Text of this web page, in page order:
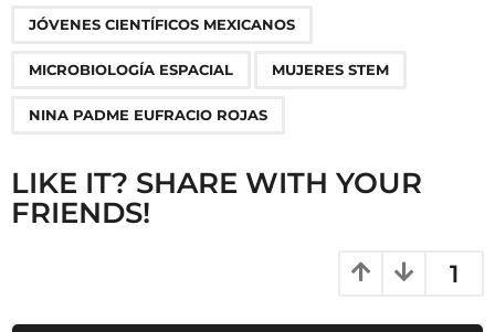
JÓVENES CIENTÍFICOS MEXICANOS
MICROBIOLOGÍA ESPACIAL MUJERES STEM
NINA PADME EUFRACIO ROJAS
LIKE IT? SHARE WITH YOUR
FRIENDS!
1